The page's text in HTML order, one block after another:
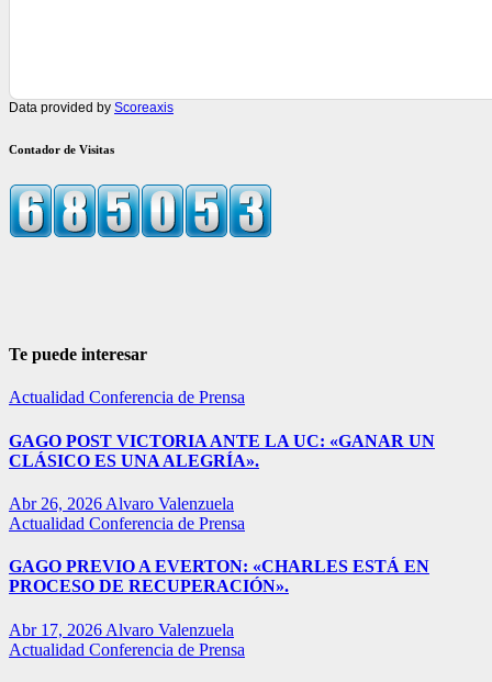
Data provided by Scoreaxis
Contador de Visitas
Te puede interesar
Actualidad Conferencia de Prensa
GAGO POST VICTORIA ANTE LA UC: «GANAR UN
CLÁSICO ES UNA ALEGRÍA».
Abr 26, 2026 Alvaro Valenzuela
Actualidad Conferencia de Prensa
GAGO PREVIO A EVERTON: «CHARLES ESTÁ EN
PROCESO DE RECUPERACIÓN».
Abr 17, 2026 Alvaro Valenzuela
Actualidad Conferencia de Prensa